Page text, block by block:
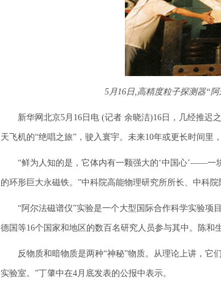
5月16日,高精度粒子探测器“
新华网北京5月16日电 (记者 余晓洁)16日，几经推迟
天飞机的“绝唱之旅”，驶入寰宇。未来10年或更长时间里
“鲜为人知的是，它体内有一颗强大的‘中国心’——一
的环形巨大永磁铁。”中科院高能物理研究所所长、中科
“阿尔法磁谱仪”实验是一个大型国际合作科学实验项目
德国等16个国家和地区的数百名研究人员参与其中。陈和
反物质和暗物质是两种“神秘”物质。从理论上讲，它
实验室。”丁肇中在4月底发表的公报中表示。